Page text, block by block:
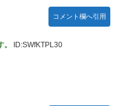
コメント欄へ引用
ID:SWfKTPL30